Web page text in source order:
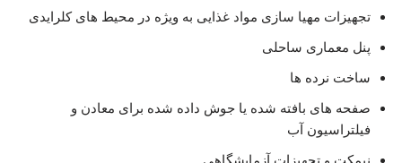
تجهیزات مهیا سازی مواد غذایی به ویژه در محیط های کلرایدی
پنل معماری ساحلی
ساخت نرده ها
صفحه های بافته شده یا جوش داده شده برای معادن و
فیلتراسیون آب
نیمکت و تجهیزات آزمایشگاهی